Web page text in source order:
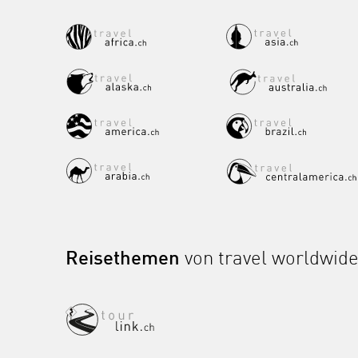
Reisethemen von travel worldwide